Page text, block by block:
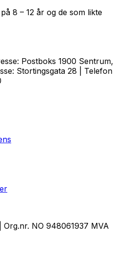
8 – 12 år og de som likte
Postboks 1900 Sentrum,
Stortingsgata 28 | Telefon
| Org.nr. NO 948061937 MVA